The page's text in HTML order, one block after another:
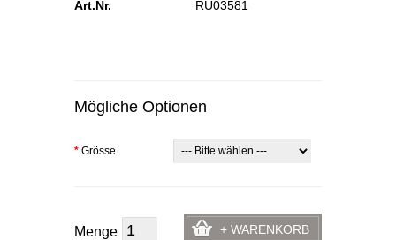
Art.Nr.
RU03581
Mögliche Optionen
* Grösse
Menge + WARENKORB